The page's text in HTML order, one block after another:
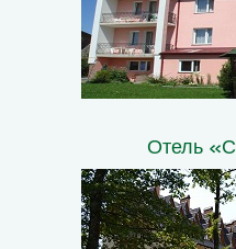
Отель